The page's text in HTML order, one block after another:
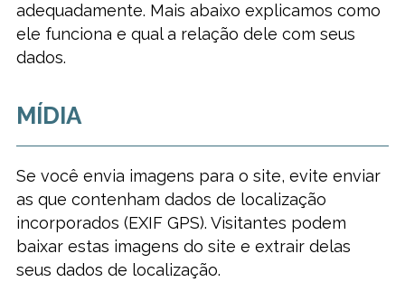
adequadamente. Mais abaixo explicamos como
ele funciona e qual a relação dele com seus
dados.
MÍDIA
Se você envia imagens para o site, evite enviar
as que contenham dados de localização
incorporados (EXIF GPS). Visitantes podem
baixar estas imagens do site e extrair delas
seus dados de localização.